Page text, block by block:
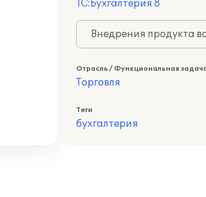
1С:Бухгалтерия 8
Внедрения продукта
Отрасль / Функциональная
Торговля
Теги
бухгалтерия